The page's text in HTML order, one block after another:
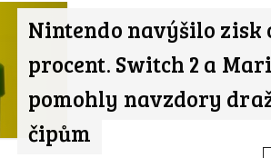
Nintendo navýšilo zisk
procent. Switch 2 a
pomohly navzdory
čipům